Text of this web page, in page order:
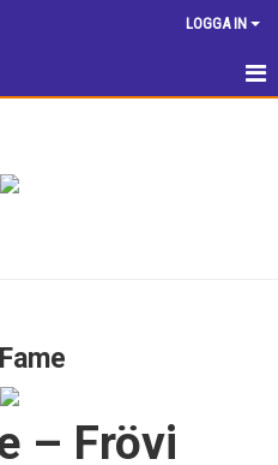
LOGGA IN
– Frövi